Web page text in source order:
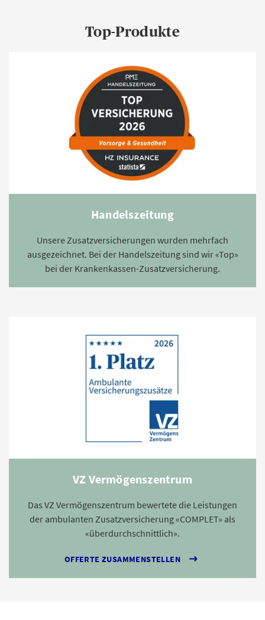
Top-Produkte
Handelszeitung
Unsere Zusatzversicherungen wurden mehrfach
ausgezeichnet. Bei der Handelszeitung sind wir «Top»
bei der Krankenkassen-Zusatzversicherung.
VZ Vermögenszentrum
Das VZ Vermögenszentrum bewertete die Leistungen
der ambulanten Zusatzversicherung «COMPLET» als
«überdurchschnittlich».
OFFERTE ZUSAMMENSTELLEN